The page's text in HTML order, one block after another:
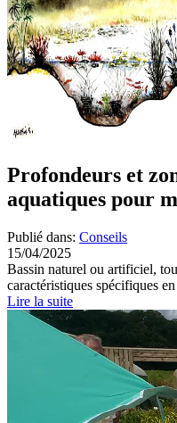
Profondeurs et
aquatiques pour
Publié dans: Conseils
15/04/2025
Bassin naturel ou artificiel,
caractéristiques spécifiques
Lire la suite